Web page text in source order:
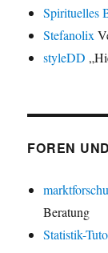
Spirituelles
Stefanolix
styleDD
FOREN
Beratung
Statistik-